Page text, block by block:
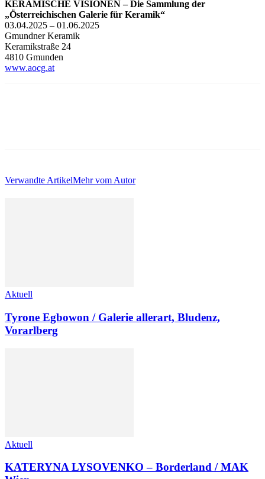
KERAMISCHE VISIONEN – Die Sammlung der
„Österreichischen Galerie für Keramik“
03.04.2025 – 01.06.2025
Gmundner Keramik
Keramikstraße 24
4810 Gmunden
www.aocg.at
Verwandte ArtikelMehr vom Autor
Aktuell
Tyrone Egbowon / Galerie allerart, Bludenz,
Vorarlberg
Aktuell
KATERYNA LYSOVENKO – Borderland / MAK